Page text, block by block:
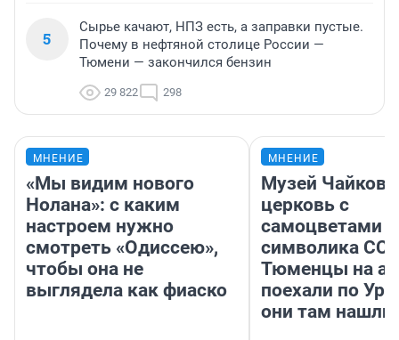
5
Сырье качают, НПЗ есть, а заправки пустые.
Почему в нефтяной столице России —
Тюмени — закончился бензин
29 822 298
МНЕНИЕ
«Мы видим нового
Нолана»: с каким
настроем нужно
смотреть «Одиссею»,
чтобы она не
выглядела как фиаско
МНЕНИЕ
Музей
церковь с
самоцветами
символика
Тюменцы на
поехали по
они там нашли